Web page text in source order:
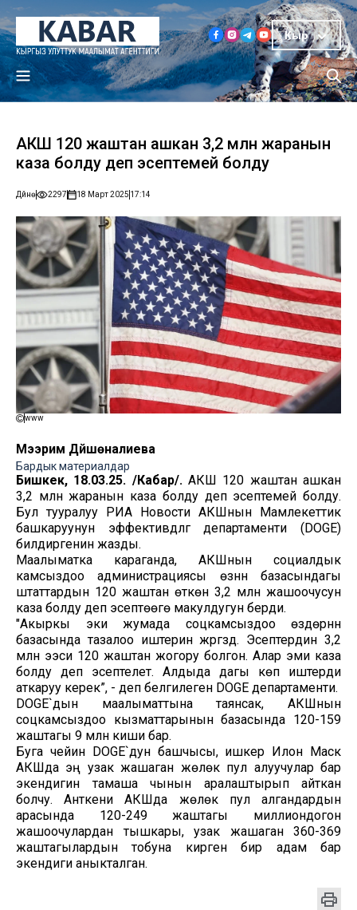
Кыр
АКШ 120 жаштан ашкан 3,2 млн жаранын
каза болду деп эсептемей болду
Дүйнө 2297 18 Март 2025 17:14
www
Мээрим Дүйшөналиева
Бардык материалдар
Бишкек, 18.03.25. /Кабар/.АКШ 120 жаштан ашкан
3,2 млн жаранын каза болду деп эсептемей болду.
Бул тууралуу РИА Новости АКШнын Мамлекеттик
башкаруунун эффективдүүлүгү департаменти (DOGE)
билдиргенин жазды.
Маалыматка караганда, АКШнын социалдык
камсыздоо администрациясы өзүнүн базасындагы
штаттардын 120 жаштан өткөн 3,2 млн жашоочусун
каза болду деп эсептөөгө макулдугун берди.
"Акыркы эки жумада соцкамсыздоо өздөрүнүн
базасында тазалоо иштерин жүргүздү. Эсептердин 3,2
млн ээси 120 жаштан жогору болгон. Алар эми каза
болду деп эсептелет. Алдыда дагы көп иштерди
аткаруу керек”, - деп белгилеген DOGE департаменти.
DOGE`дын маалыматтына таянсак, АКШнын
соцкамсыздоо кызматтарынын базасында 120-159
жаштагы 9 млн киши бар.
Буга чейин DOGE`дун башчысы, ишкер Илон Маск
АКШда эң узак жашаган жөлөк пул алуучулар бар
экендигин тамаша чынын аралаштырып айткан
болчу. Анткени АКШда жөлөк пул алгандардын
арасында 120-249 жаштагы миллиондогон
жашоочулардан тышкары, узак жашаган 360-369
жаштагылардын тобуна кирген бир адам бар
экендиги аныкталган.